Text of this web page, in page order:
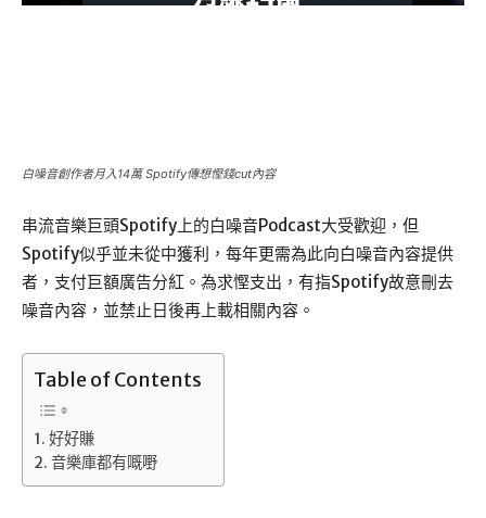
白噪音創作者月入14萬 Spotify傳想慳錢cut內容
串流音樂巨頭Spotify上的白噪音Podcast大受歡迎，但
Spotify似乎並未從中獲利，每年更需為此向白噪音內容提供
者，支付巨額廣告分紅。為求慳支出，有指Spotify故意刪去
噪音內容，並禁止日後再上載相關內容。
Table of Contents
好好賺
音樂庫都有嘅嘢